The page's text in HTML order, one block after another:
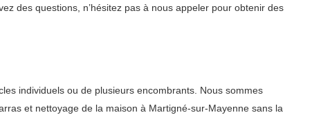
des questions, n’hésitez pas à nous appeler pour obtenir des
individuels ou de plusieurs encombrants. Nous sommes
et nettoyage de la maison à Martigné-sur-Mayenne sans la